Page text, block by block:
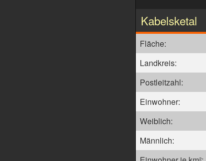
Kabelsketal
Fläche:
Landkreis:
Postleitzahl:
Einwohner:
Weiblich:
Männlich: